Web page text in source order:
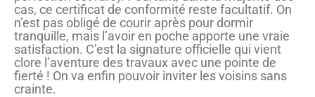
cas, ce certificat de conformité reste facultatif. On
n’est pas obligé de courir après pour dormir
tranquille, mais l’avoir en poche apporte une vraie
satisfaction. C’est la signature officielle qui vient
clore l’aventure des travaux avec une pointe de
fierté ! On va enfin pouvoir inviter les voisins sans
crainte.